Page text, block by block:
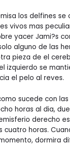
los delfines se
vivos mas
yacer Jami?s
alguno de las
pieza de el
izquierdo se
el pelo al reves.
sucede con
horas al dia,
derecho
cuatro horas.
dormira